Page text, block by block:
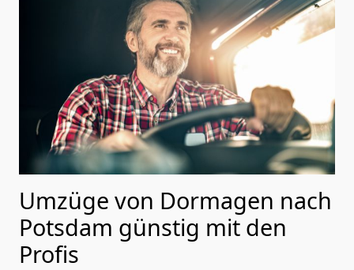
Umzüge von Dormagen nach
Potsdam günstig mit den
Profis